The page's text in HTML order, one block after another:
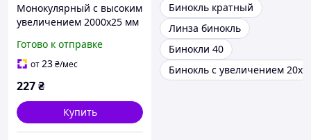
Монокулярный с высоким
увеличением 2000x25 мм
Готово к отправке
от23₴/мес
227₴
Купить
Бинокль кратный
Линза бинокль
Бинокли 40
Бинокль с увеличением 20x